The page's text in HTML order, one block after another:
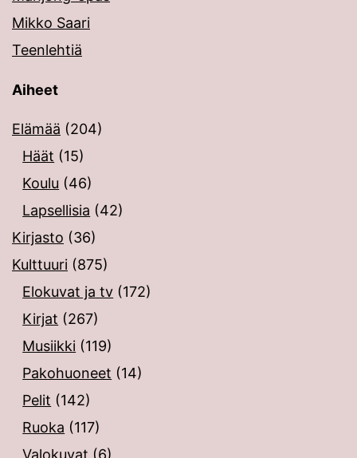
Mikko Saari
Teenlehtiä
Aiheet
Elämää (204)
Häät (15)
Koulu (46)
Lapsellisia (42)
Kirjasto (36)
Kulttuuri (875)
Elokuvat ja tv (172)
Kirjat (267)
Musiikki (119)
Pakohuoneet (14)
Pelit (142)
Ruoka (117)
Valokuvat (6)